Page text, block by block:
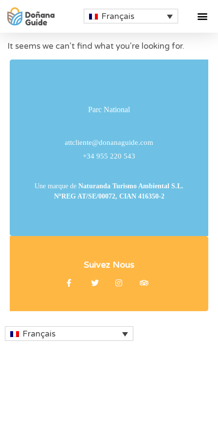
Français
It seems we can't find what you're looking for.
Parc National
attcliente@donanaguide.com
+34 955 220 543
Une marque de Naturanda Turismo Ambiental S.L.
NºREG AT/SE/00072, CIAN 416350-2
Suivez Nous
Français